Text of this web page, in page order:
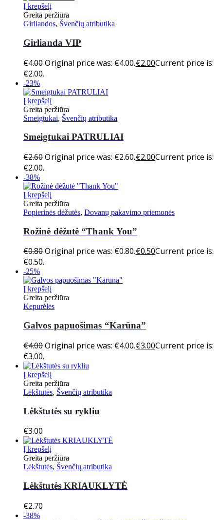
Į krepšelį
Greita peržiūra
Girliandos, Švenčių atributika
Girlianda VIP
€4.00Original price was: €4.00.€2.00Current price is:
€2.00.
-23%
Į krepšelį
Greita peržiūra
Smeigtukai, Švenčių atributika
Smeigtukai PATRULIAI
€2.60Original price was: €2.60.€2.00Current price is:
€2.00.
-38%
Į krepšelį
Greita peržiūra
Popierinės dėžutės, Dovanų pakavimo priemonės
Rožinė dėžutė “Thank You”
€0.80Original price was: €0.80.€0.50Current price is:
€0.50.
-25%
Į krepšelį
Greita peržiūra
Kepurėlės
Galvos papuošimas “Karūna”
€4.00Original price was: €4.00.€3.00Current price is:
€3.00.
Į krepšelį
Greita peržiūra
Lėkštutės, Švenčių atributika
Lėkštutės su rykliu
€3.00
Į krepšelį
Greita peržiūra
Lėkštutės, Švenčių atributika
Lėkštutės KRIAUKLYTĖ
€2.70
-38%